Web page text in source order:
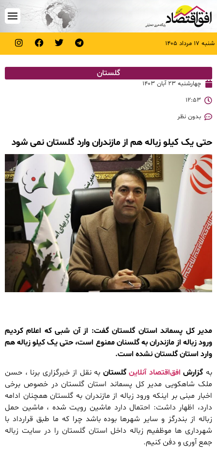
شنبه ۱۷ مرداد ۱۴۰۵
گلستان
چهارشنبه ۲۳ آبان ۱۴۰۳
۱۲:۵۳
بدون نظر
حتی یک کیلو زباله هم از مازندران وارد گلستان نمی شود
مدیر کل پسماند استان گلستان گفت: از آن شبی که اعلام کردیم
ورود زباله از مازندران به گلسنان ممنوع است، حتی یک کیلو زباله هم
وارد استان گلستان نشده است.
به گزارش افق‌اقتصاد آنلاینگلستان به نقل از خبرگزاری برنا ، حسن
ملک شاهکویی مدیر کل پسماند استان گلستان در خصوص برخی
اخبار مبنی بر اینکه ورود زباله از مازندران به گلستان همچنان ادامه
دارد، اظهار داشت: احتمال دارد ماشین رویت شده ، ماشین حمل
زباله از بندرگز و سایر شهرها بوده باشد چرا که ما طبق قرارداد با
شهرداری ها موظفیم زباله داخل استان گلستان را در سایت زباله
جمع آوری و دفن کنیم.